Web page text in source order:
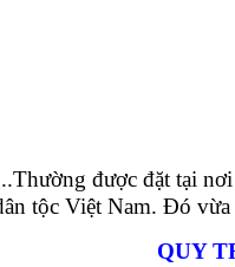
được đặt tại
tộc Việt Nam. Đó
QUY